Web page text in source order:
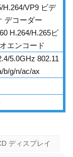
H.264/VP9 ビデ
デコーダー
H.264/H.265ビ
エンコード
5.0GHz 802.11
b/g/n/ac/ax
ディスプレイ